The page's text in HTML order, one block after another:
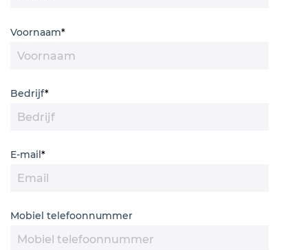
Voornaam*
Bedrijf*
E-mail*
Mobiel telefoonnummer